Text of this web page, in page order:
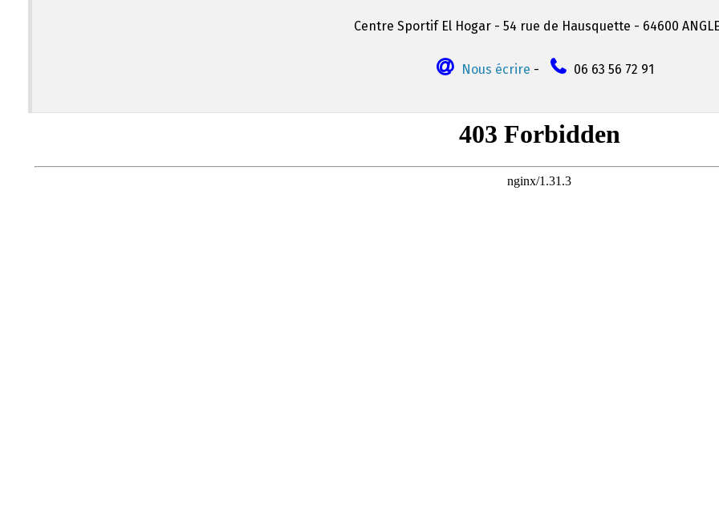
Centre Sportif El Hogar - 54 rue de Hausquette - 64600
Nous écrire - 06 63 56 72 91